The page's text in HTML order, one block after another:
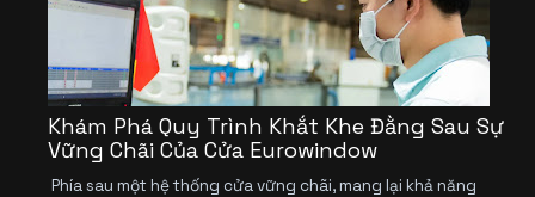
Khám Phá Quy Trình Khắt Khe Đằng Sau Sự
Vững Chãi Của Cửa Eurowindow
Phía sau một hệ thống cửa vững chãi, mang lại khả năng